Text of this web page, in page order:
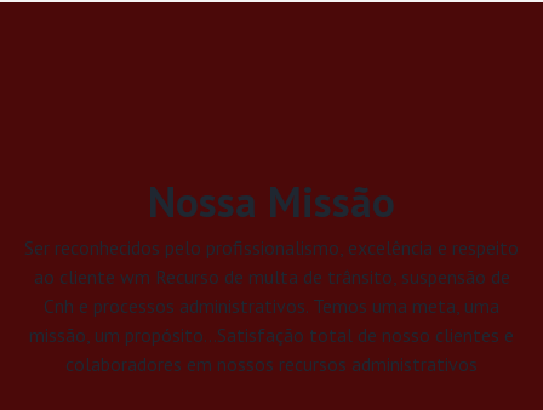
Nossa Missão
Ser reconhecidos pelo profissionalismo, excelência e respeito
ao cliente wm Recurso de multa de trânsito, suspensão de
Cnh e processos administrativos. Temos uma meta, uma
missão, um propósito...Satisfação total de nosso clientes e
colaboradores em nossos recursos administrativos